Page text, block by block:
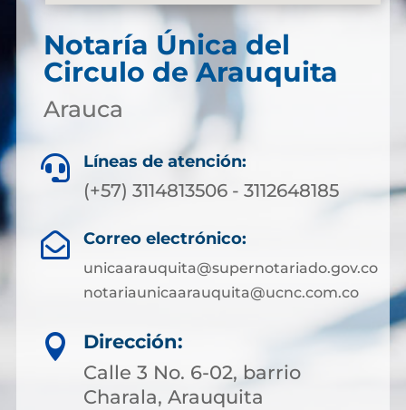
Notaría Única del
Circulo de Arauquita
Arauca
 Líneas de atención:
(+57) 3114813506 - 3112648185
 Correo electrónico:
unicaarauquita@supernotariado.gov.co
notariaunicaarauquita@ucnc.com.co

Dirección:
Calle 3 No. 6-02, barrio
Charala, Arauquita